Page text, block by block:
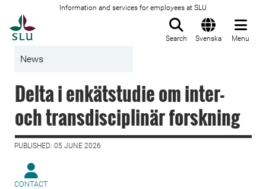
Information and services for employees at SLU
Search Svenska Menu
News
Delta i enkätstudie om inter-
och transdisciplinär forskning
PUBLISHED: 05 JUNE 2026
CONTACT